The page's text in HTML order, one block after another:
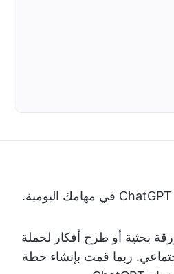
بحثية أو طرح أفكار لحملة
ربما قمت بإنشاء خطة